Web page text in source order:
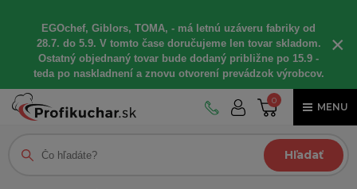
EGOchef, Giblors, TOMA, - má letnú uzáveru fabriky od
28.7. do 5.9. V tomto čase doručujeme len tovar skladom.
Ostatný objednaný tovar bude dodaný približne po 15.9 -
teda po naskladnení a znovu otvorení prevádzok výrobcov.
×
0
MENU
Hľadať